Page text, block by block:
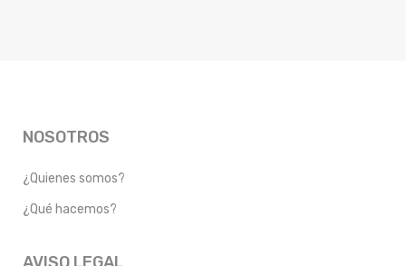
NOSOTROS
¿Quienes somos?
¿Qué hacemos?